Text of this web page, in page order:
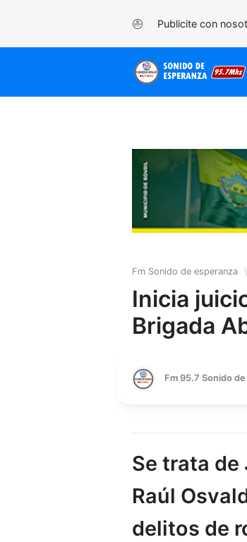
Publicite con
Fm Sonido de esperanza \
Inicia
Brigada
Fm 95.7 Sonido
Se trata
Raúl
delitos de